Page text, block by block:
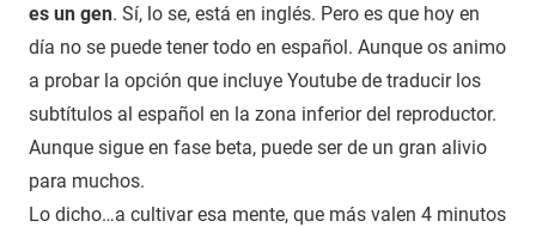
es un gen. Sí, lo se, está en inglés. Pero es que hoy en
día no se puede tener todo en español. Aunque os animo
a probar la opción que incluye Youtube de traducir los
subtítulos al español en la zona inferior del reproductor.
Aunque sigue en fase beta, puede ser de un gran alivio
para muchos.
Lo dicho…a cultivar esa mente, que más valen 4 minutos